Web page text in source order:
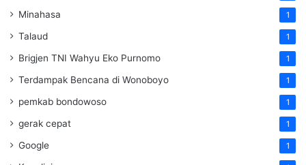
Minahasa 1
Talaud 1
Brigjen TNI Wahyu Eko Purnomo 1
Terdampak Bencana di Wonoboyo 1
pemkab bondowoso 1
gerak cepat 1
Google 1